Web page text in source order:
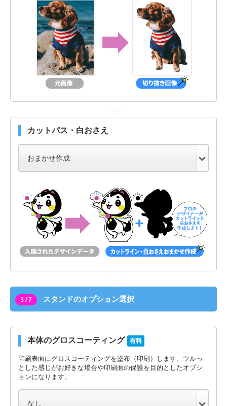
カットパス・白おさえ
3 / 7 スタンドのオプション選択
本体のグロスコーティング 有料
印刷表面にグロスコーティングを塗布（印刷）します。ツルっ
とした感じがお好きな場合や印刷面の保護を目的としたオプシ
ョンになります。